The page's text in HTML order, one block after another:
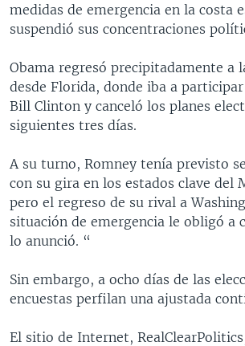
medidas de emergencia en la costa
suspendió sus concentraciones
Obama regresó precipitadamente a
desde Florida, donde iba a
Bill Clinton y canceló los planes
siguientes tres días.
A su turno, Romney tenía previsto
con su gira en los estados clave del
pero el regreso de su rival a
situación de emergencia le obligó a
lo anunció. “
Sin embargo, a ocho días de las
encuestas perfilan una ajustada
El sitio de Internet,